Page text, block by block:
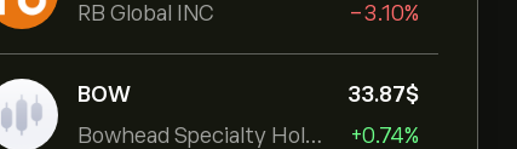
RB Global INC
-3.10%
BOW
Bowhead Specialty Holdings Inc
33.87‎$‎
+0.74%